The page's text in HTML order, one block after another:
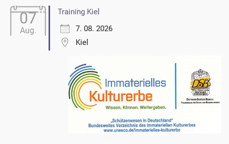
07
Aug.
Training Kiel
7. 08. 2026
Kiel